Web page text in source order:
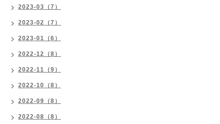
2023-03（7）
2023-02（7）
2023-01（6）
2022-12（8）
2022-11（9）
2022-10（8）
2022-09（8）
2022-08（8）